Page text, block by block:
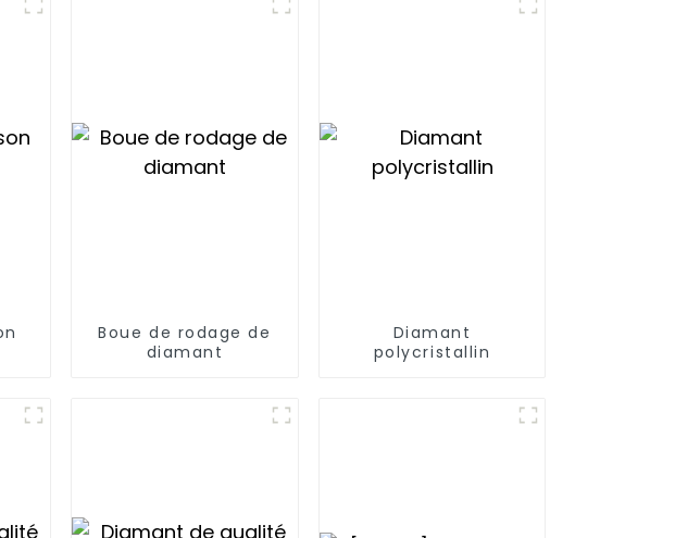
Boue de rodage de
diamant
Diamant
polycristallin